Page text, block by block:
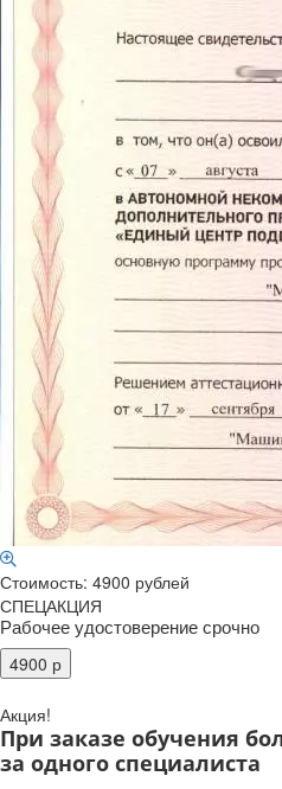
Стоимость: 4900 рублей
СПЕЦАКЦИЯ
Рабочее удостоверение срочно
Акция!
При заказе обучения
за одного специалиста